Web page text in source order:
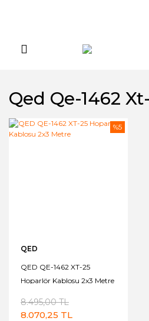
Qed Qe-1462
%5
QED
QED QE-1462 XT-25
Hoparlör Kablosu 2x3 Metre
8.495,00 TL
8.070,25 TL